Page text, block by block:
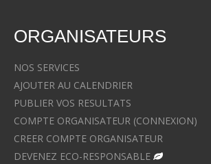
ORGANISATEURS
NOS SERVICES
AJOUTER AU CALENDRIER
PUBLIER VOS RESULTATS
COMPTE ORGANISATEUR (CONNEXION)
CREER COMPTE ORGANISATEUR
DEVENEZ ECO-RESPONSABLE